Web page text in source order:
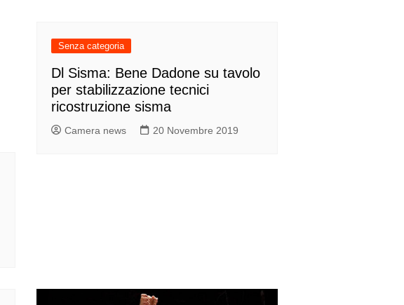
Senza categoria
Dl Sisma: Bene Dadone su tavolo
per stabilizzazione tecnici
ricostruzione sisma
Camera news 20 Novembre 2019